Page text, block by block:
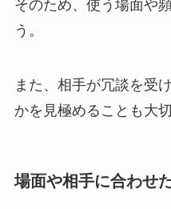
そのため、使う場面や
う。
また、相手が冗談を受
かを見極めることも大切
場面や相手に合わせ